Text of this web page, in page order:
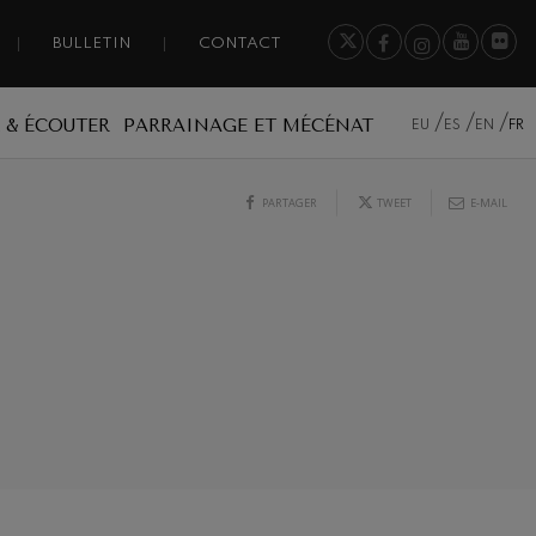
BULLETIN CONTACT
ÉCOUTER PARRAINAGE ET MÉCÉNAT EU ES EN FR
PARTAGER TWEET E-MAIL